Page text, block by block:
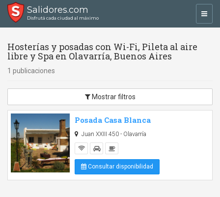
Salidores.com
Disfrutá cada ciudad al máximo
Hosterías y posadas con Wi-Fi, Pileta al aire
libre y Spa en Olavarría, Buenos Aires
1 publicaciones
Mostrar filtros
Posada Casa Blanca
Juan XXIII 450 - Olavarría
Consultar disponibilidad